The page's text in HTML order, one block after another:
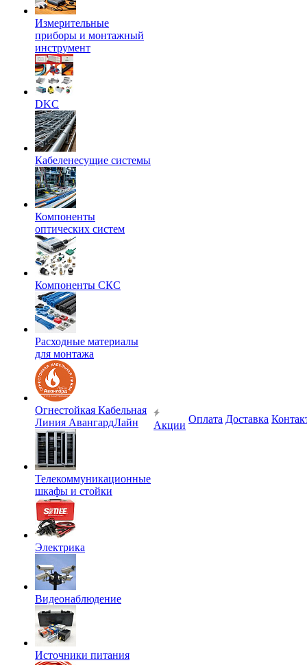
Измерительные
приборы и монтажный
инструмент
DKC
Кабеленесущие системы
Компоненты
оптических систем
Компоненты СКС
Расходные материалы
для монтажа
Огнестойкая Кабельная
Линия АвангардЛайн
Телекоммуникационные
шкафы и стойки
Электрика
Видеонаблюдение
Источники питания
Акции
Оплата Доставка